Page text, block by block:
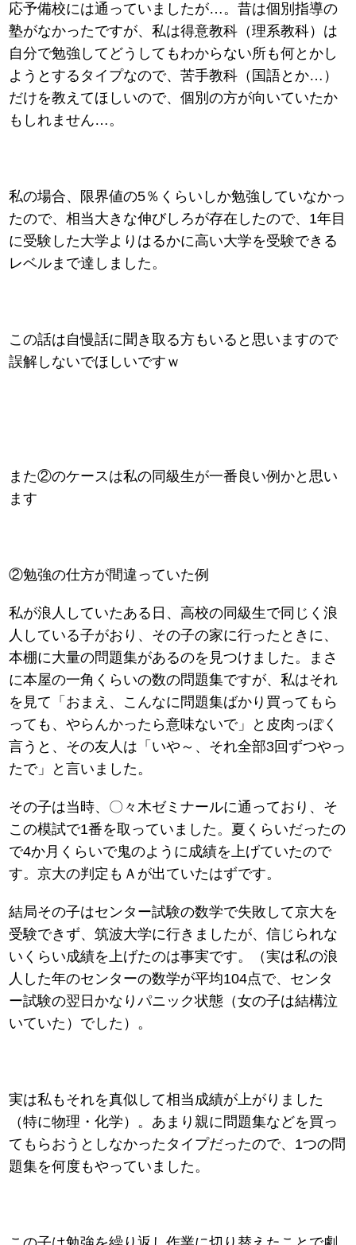
応予備校には通っていましたが…。昔は個別指導の
塾がなかったですが、私は得意教科（理系教科）は
自分で勉強してどうしてもわからない所も何とかし
ようとするタイプなので、苦手教科（国語とか…）
だけを教えてほしいので、個別の方が向いていたか
もしれません…。
私の場合、限界値の5％くらいしか勉強していなかっ
たので、相当大きな伸びしろが存在したので、1年目
に受験した大学よりはるかに高い大学を受験できる
レベルまで達しました。
この話は自慢話に聞き取る方もいると思いますので
誤解しないでほしいですｗ
また②のケースは私の同級生が一番良い例かと思い
ます
②勉強の仕方が間違っていた例
私が浪人していたある日、高校の同級生で同じく浪
人している子がおり、その子の家に行ったときに、
本棚に大量の問題集があるのを見つけました。まさ
に本屋の一角くらいの数の問題集ですが、私はそれ
を見て「おまえ、こんなに問題集ばかり買ってもら
っても、やらんかったら意味ないで」と皮肉っぽく
言うと、その友人は「いや～、それ全部3回ずつやっ
たで」と言いました。
その子は当時、〇々木ゼミナールに通っており、そ
この模試で1番を取っていました。夏くらいだったの
で4か月くらいで鬼のように成績を上げていたので
す。京大の判定もＡが出ていたはずです。
結局その子はセンター試験の数学で失敗して京大を
受験できず、筑波大学に行きましたが、信じられな
いくらい成績を上げたのは事実です。（実は私の浪
人した年のセンターの数学が平均104点で、センタ
ー試験の翌日かなりパニック状態（女の子は結構泣
いていた）でした）。
実は私もそれを真似して相当成績が上がりました
（特に物理・化学）。あまり親に問題集などを買っ
てもらおうとしなかったタイプだったので、1つの問
題集を何度もやっていました。